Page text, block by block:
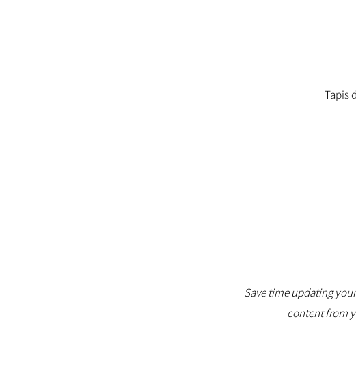
Tapis
Save time updating
content from